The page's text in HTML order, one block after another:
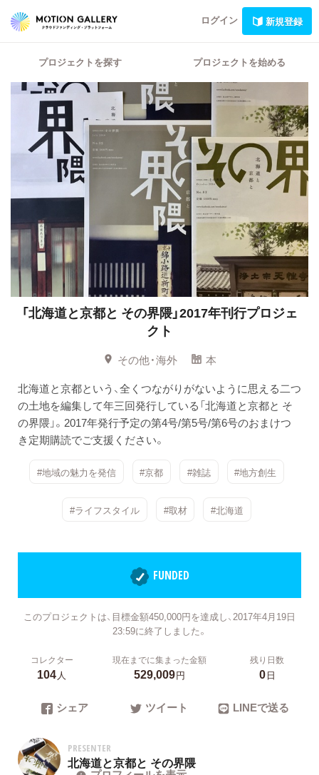
ログイン 新規登録
プロジェクトを探す プロジェクトを始める
「北海道と京都と その界隈」2017年刊行プロジェ
クト
その他・海外
本
北海道と京都という、全くつながりがないように思える二つ
の土地を編集して年三回発行している「北海道と京都と そ
の界隈」。2017年発行予定の第4号/第5号/第6号のおまけつ
き定期購読でご支援ください。
#地域の魅力を発信 #京都 #雑誌 #地方創生
#ライフスタイル #取材 #北海道
FUNDED
このプロジェクトは、目標金額450,000円を達成し、2017年4月19日
23:59に終了しました。
コレクター
104人
現在までに集まった金額
529,009円
残り日数
0日
シェア ツイート LINEで送る
PRESENTER
北海道と京都と その界隈